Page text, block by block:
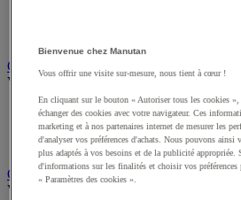
Chariot de nettoyage
Voir toute la catégorie
Accessoires pour chariot de
Chariot de lavage
Chariot de ménage
Cireuse à chaussures
Voir toute la catégorie
Bienvenue chez Manutan
Vous offrir une visite sur-mesure, nous tient à cœur !
En cliquant sur le bouton « Autoriser tous les cookies
échanger des cookies avec votre navigateur. Ces
marketing et à nos partenaires internet de mesurer les
d'analyser vos préférences d'achats. Nous pouvons ainsi
plus adaptés à vos besoins et de la publicité appropriée.
d'informations sur les finalités et choisir vos
« Paramètres des cookies ».